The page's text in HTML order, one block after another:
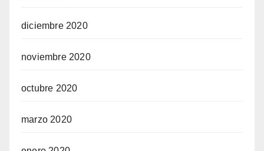
diciembre 2020
noviembre 2020
octubre 2020
marzo 2020